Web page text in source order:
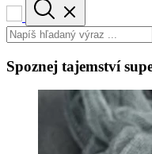
Spoznej tajemství